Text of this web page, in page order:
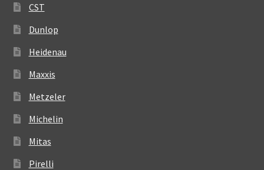
CST
Dunlop
Heidenau
Maxxis
Metzeler
Michelin
Mitas
Pirelli